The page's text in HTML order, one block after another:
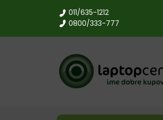
011/635-1212
0800/333-777